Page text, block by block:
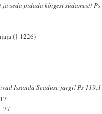
seda pidada kõigest südamest! Ps
(† 1226)
Issanda Seaduse järgi! Ps 119:1